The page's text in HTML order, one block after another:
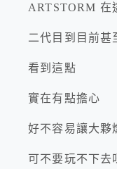
ARTSTORM 在
二代目到目前甚
看到這點
實在有點擔心
好不容易讓大夥
可不要玩不下去